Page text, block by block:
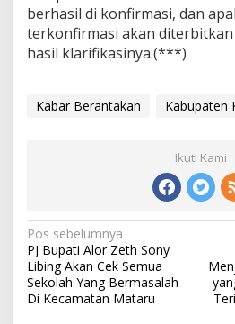
berhasil di konfirmasi, dan
terkonfirmasi akan
hasil klarifikasinya.(***)
Kabar Berantakan Kabupaten
Ikuti Kami
N
a
v
i
Pos sebelumnya
PJ Bupati Alor Zeth Sony
Libing Akan Cek Semua
Sekolah Yang Bermasalah
Di Kecamatan Mataru